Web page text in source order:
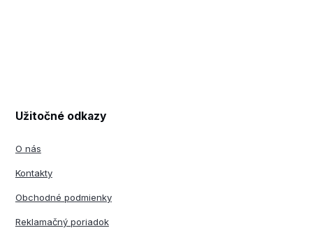
Užitočné odkazy
O nás
Kontakty
Obchodné podmienky
Reklamačný poriadok